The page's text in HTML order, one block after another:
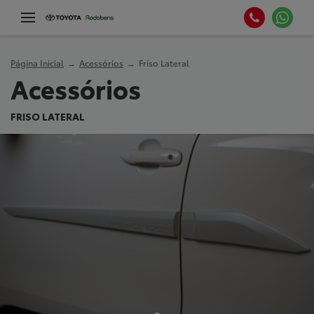
Página Inicial Acessórios Friso Lateral
Acessórios
FRISO LATERAL